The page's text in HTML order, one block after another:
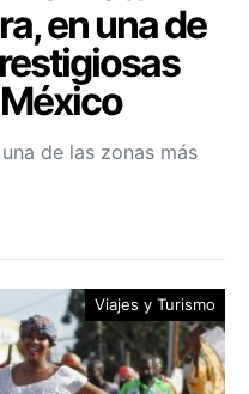
en una de
de las zonas más
Viajes y Turismo